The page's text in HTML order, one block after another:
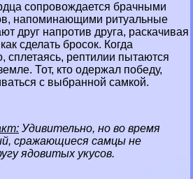
сопровождается брачными
напоминающими ритуальные
друг напротив друга, раскачивая
сделать бросок. Когда
сплетаясь, рептилии пытаются
Тот, кто одержал победу,
с выбранной самкой.
Удивительно, но во время
сражающиеся самцы не
ядовитых укусов.